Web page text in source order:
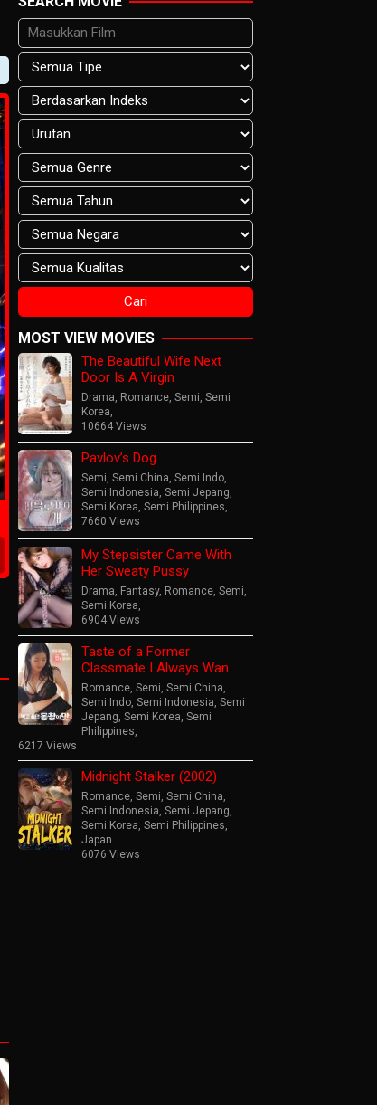
MOST VIEW MOVIES
The Beautiful Wife Next
Door Is A Virgin
Drama Romance Semi Semi
Korea
10664 Views
Pavlov’s Dog
Semi Semi China Semi Indo
Semi Indonesia Semi Jepang
Semi Korea Semi Philippines
7660 Views
My Stepsister Came With
Her Sweaty Pussy
Drama Fantasy, Romance Semi
Semi Korea
6904 Views
Taste of a Former
Classmate I Always Wan…
Romance Semi Semi China
Semi Indo Semi Indonesia Semi
Jepang Semi Korea Semi
Philippines
6217 Views
Midnight Stalker (2002)
Romance Semi Semi China
Semi Indonesia Semi Jepang
Semi Korea Semi Philippines
Japan
6076 Views